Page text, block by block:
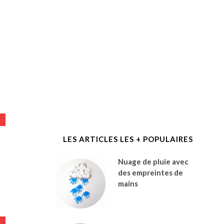
LES ARTICLES LES + POPULAIRES
Nuage de pluie avec
des empreintes de
mains